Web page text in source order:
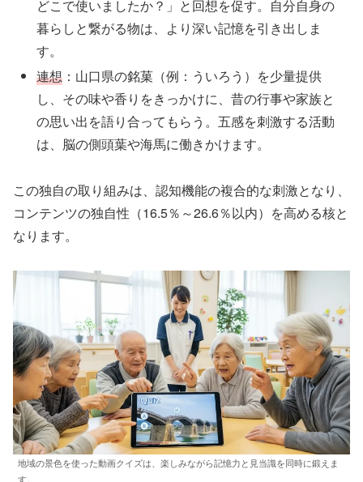
どこで使いましたか？」と回想を促す。自分自身の
暮らしと繋がる物は、より深い記憶を引き出しま
す。
連想 ：山口県の銘菓（例：ういろう）を少量提供
し、その味や香りをきっかけに、昔の行事や家族と
の思い出を語り合ってもらう。五感を刺激する活動
は、脳の側頭葉や海馬に働きかけます。
この独自の取り組みは、認知機能の複合的な刺激となり、
コンテンツの独自性（16.5％～26.6％以内）を高める核と
なります。
地域の景色を使った動画クイズは、楽しみながら記憶力と見当識を同時に鍛えま
す。